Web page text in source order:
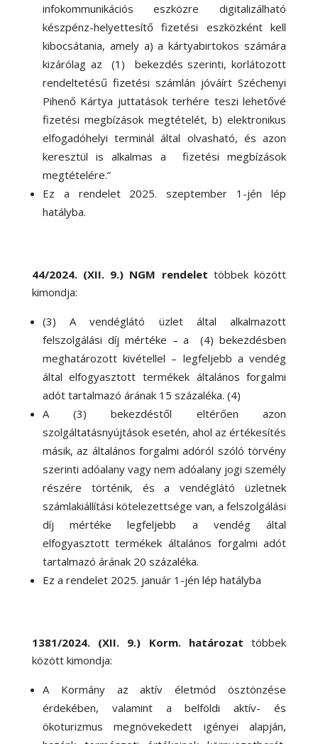
infokommunikációs eszközre digitalizálható
készpénz-helyettesítő fizetési eszközként kell
kibocsátania, amely a) a kártyabirtokos számára
kizárólag az (1) bekezdés szerinti, korlátozott
rendeltetésű fizetési számlán jóváírt Széchenyi
Pihenő Kártya juttatások terhére teszi lehetővé
fizetési megbízások megtételét, b) elektronikus
elfogadóhelyi terminál által olvasható, és azon
keresztül is alkalmas a fizetési megbízások
megtételére.”
Ez a rendelet 2025. szeptember 1-jén lép
hatályba.
44/2024. (XII. 9.) NGM rendelet többek között
kimondja:
(3) A vendéglátó üzlet által alkalmazott
felszolgálási díj mértéke – a (4) bekezdésben
meghatározott kivétellel – legfeljebb a vendég
által elfogyasztott termékek általános forgalmi
adót tartalmazó árának 15 százaléka. (4)
A (3) bekezdéstől eltérően azon
szolgáltatásnyújtások esetén, ahol az értékesítés
másik, az általános forgalmi adóról szóló törvény
szerinti adóalany vagy nem adóalany jogi személy
részére történik, és a vendéglátó üzletnek
számlakiállítási kötelezettsége van, a felszolgálási
díj mértéke legfeljebb a vendég által
elfogyasztott termékek általános forgalmi adót
tartalmazó árának 20 százaléka.
Ez a rendelet 2025. január 1-jén lép hatályba
1381/2024. (XII. 9.) Korm. határozattöbbek
között kimondja:
A Kormány az aktív életmód ösztönzése
érdekében, valamint a belföldi aktív- és
ökoturizmus megnövekedett igényei alapján,